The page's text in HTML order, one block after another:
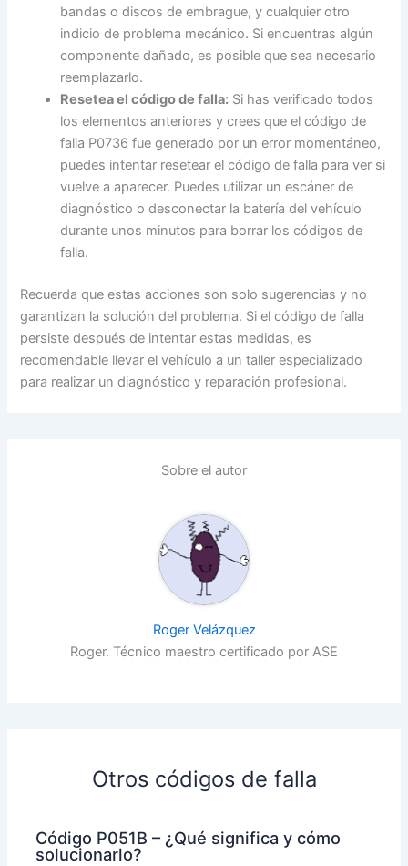
bandas o discos de embrague, y cualquier otro
indicio de problema mecánico. Si encuentras algún
componente dañado, es posible que sea necesario
reemplazarlo.
Resetea el código de falla: Si has verificado todos
los elementos anteriores y crees que el código de
falla P0736 fue generado por un error momentáneo,
puedes intentar resetear el código de falla para ver si
vuelve a aparecer. Puedes utilizar un escáner de
diagnóstico o desconectar la batería del vehículo
durante unos minutos para borrar los códigos de
falla.
Recuerda que estas acciones son solo sugerencias y no
garantizan la solución del problema. Si el código de falla
persiste después de intentar estas medidas, es
recomendable llevar el vehículo a un taller especializado
para realizar un diagnóstico y reparación profesional.
Sobre el autor
Roger Velázquez
Roger. Técnico maestro certificado por ASE
Otros códigos de falla
Código P051B – ¿Qué significa y cómo
solucionarlo?